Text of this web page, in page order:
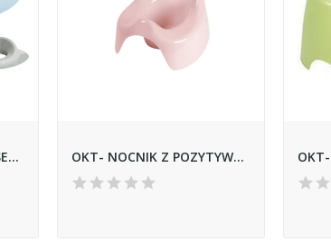
MALTEX-NAKŁADKA NA SEDES *CLASSIC* OKT- NOCNIK Z POZYTYWKĄ *KACZKA-LITTLE DUCK...